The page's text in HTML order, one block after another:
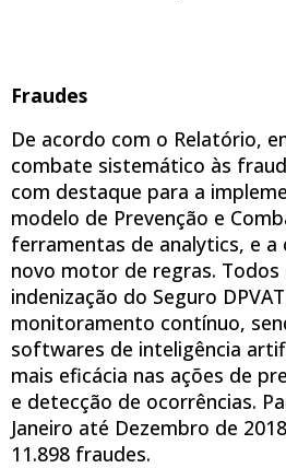
Fraudes
De acordo com o Relatório,
combate sistemático às
com destaque para a
modelo de Prevenção e
ferramentas de analytics, e
novo motor de regras. Todos
indenização do Seguro
monitoramento contínuo,
softwares de inteligência
mais eficácia nas ações de
e detecção de ocorrências.
Janeiro até Dezembro de
11.898 fraudes.